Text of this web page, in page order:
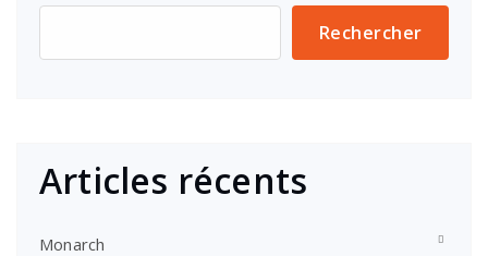
Rechercher
Articles récents
Monarch